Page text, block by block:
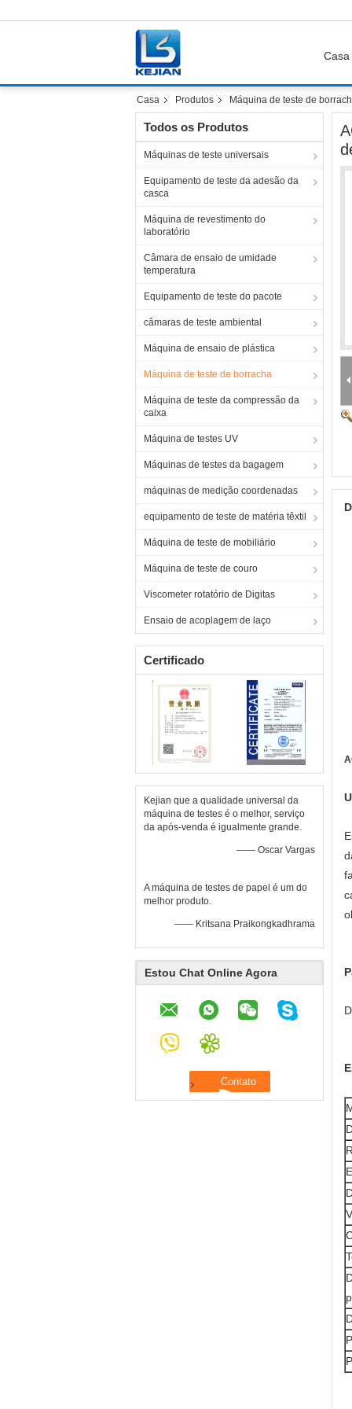
Casa
Casa Produtos Máquina de teste de
Todos os Produtos
Máquinas de teste universais
Equipamento de teste da adesão da
casca
Máquina de revestimento do
laboratório
Câmara de ensaio de umidade
temperatura
Equipamento de teste do pacote
câmaras de teste ambiental
Máquina de ensaio de plástica
Máquina de teste de borracha
Máquina de teste da compressão da
caixa
Máquina de testes UV
Máquinas de testes da bagagem
máquinas de medição coordenadas
equipamento de teste de matéria têxtil
Máquina de teste de mobiliário
Máquina de teste de couro
Viscometer rotatório de Digitas
Ensaio de acoplagem de laço
Certificado
Kejian que a qualidade universal da
máquina de testes é o melhor, serviço
da após-venda é igualmente grande.
—— Oscar Vargas
A máquina de testes de papel é um do
melhor produto.
—— Kritsana Praikongkadhrama
Estou Chat Online Agora